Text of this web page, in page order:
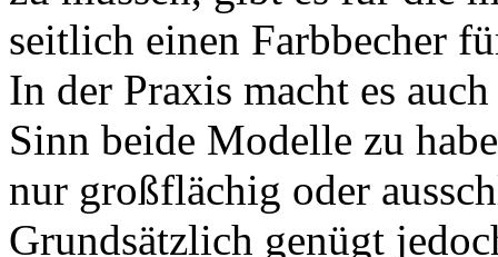
seitlich einen Farbbecher
In der Praxis macht es
Sinn beide Modelle zu
nur großflächig oder
Grundsätzlich genügt